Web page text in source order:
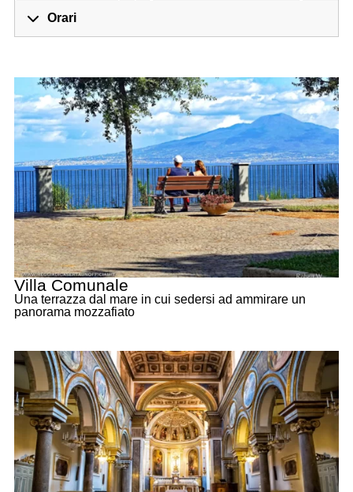
Orari
Villa Comunale
Una terrazza dal mare in cui sedersi ad ammirare un
panorama mozzafiato